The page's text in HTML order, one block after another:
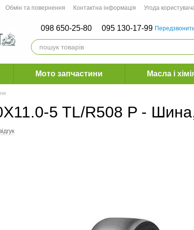
Обмін та повернення Контактна інформація Угода
098 650-25-80 095 130-17-99
Мото запчастини Масла і
5 TL/R508 P -